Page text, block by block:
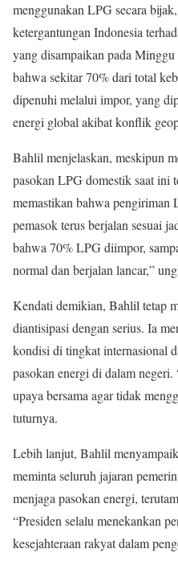
menggunakan LPG secara
ketergantungan Indonesia
yang disampaikan pada
bahwa sekitar 70% dari total
dipenuhi melalui impor, yang
energi global akibat konflik
Bahlil menjelaskan, meskipun
pasokan LPG domestik saat ini
memastikan bahwa pengiriman
pemasok terus berjalan sesuai
bahwa 70% LPG diimpor,
normal dan berjalan lancar,”
Kendati demikian, Bahlil tetap
diantisipasi dengan serius. Ia
kondisi di tingkat internasional
pasokan energi di dalam
upaya bersama agar tidak
tuturnya.
Lebih lanjut, Bahlil
meminta seluruh jajaran
menjaga pasokan energi,
“Presiden selalu menekankan
kesejahteraan rakyat dalam